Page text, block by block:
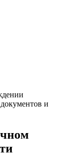
и